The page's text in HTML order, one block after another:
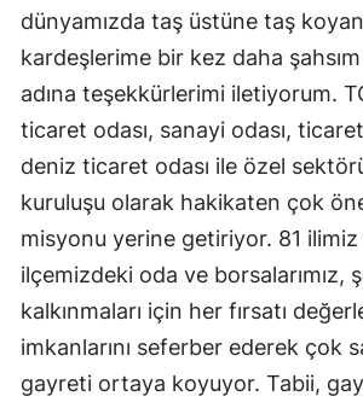
dünyamızda taş üstüne taş
kardeşlerime bir kez daha
adına teşekkürlerimi iletiyorum.
ticaret odası, sanayi odası,
deniz ticaret odası ile özel
kuruluşu olarak hakikaten çok
misyonu yerine getiriyor. 81 ilimiz
ilçemizdeki oda ve borsalarımız,
kalkınmaları için her fırsatı
imkanlarını seferber ederek çok
gayreti ortaya koyuyor. Tabii,